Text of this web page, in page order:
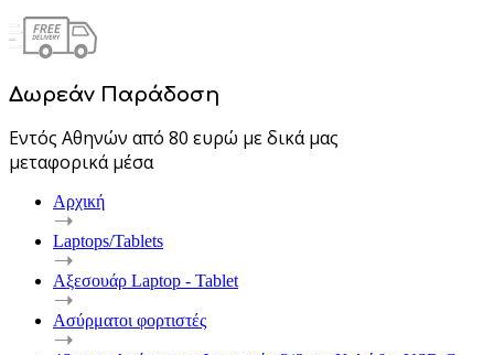
Δωρεάν Παράδοση
Εντός Αθηνών από 80 ευρώ με δικά μας
μεταφορικά μέσα
Αρχική
Laptops/Tablets
Αξεσουάρ Laptop - Tablet
Ασύρματοι φορτιστές